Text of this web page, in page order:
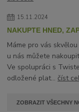
15.11.2024
NAKUPTE HNED,
Máme pro vás
u nás můžete
Ve spolupráci s
odložené plat...číst
ZOBRAZIT VŠECHNY